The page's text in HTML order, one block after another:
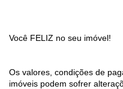
Você FELIZ no seu imóvel!
Os valores, condições de
imóveis podem sofrer